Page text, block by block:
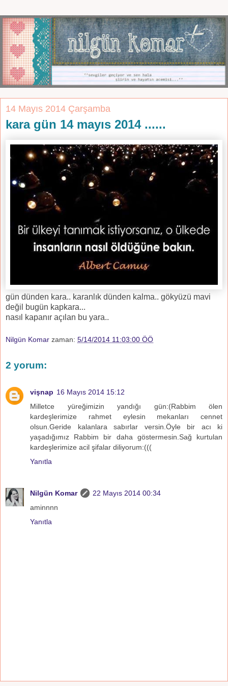
14 Mayıs 2014 Çarşamba
kara gün 14 mayıs 2014 ......
gün dünden kara.. karanlık dünden kalma.. gökyüzü mavi
değil bugün kapkara...
nasıl kapanır açılan bu yara..
Nilgün Komar zaman: 5/14/2014 11:03:00 ÖÖ
2 yorum:
vişnap 16 Mayıs 2014 15:12
Milletce yüreğimizin yandığı gün:(Rabbim ölen
kardeşlerimize rahmet eylesin mekanları cennet
olsun.Geride kalanlara sabırlar versin.Öyle bir acı ki
yaşadığımız Rabbim bir daha göstermesin.Sağ kurtulan
kardeşlerimize acil şifalar diliyorum:(((
Yanıtla
Nilgün Komar
22 Mayıs 2014 00:34
aminnnn
Yanıtla